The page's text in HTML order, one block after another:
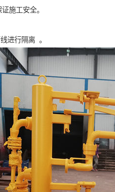
施工安全。
进行隔离 。